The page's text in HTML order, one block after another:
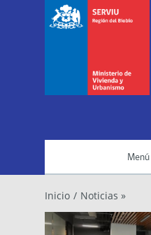
Inicio / Noticias »